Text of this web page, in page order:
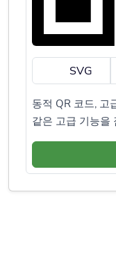
SVG
동적 QR 코드, 고
같은 고급 기능을